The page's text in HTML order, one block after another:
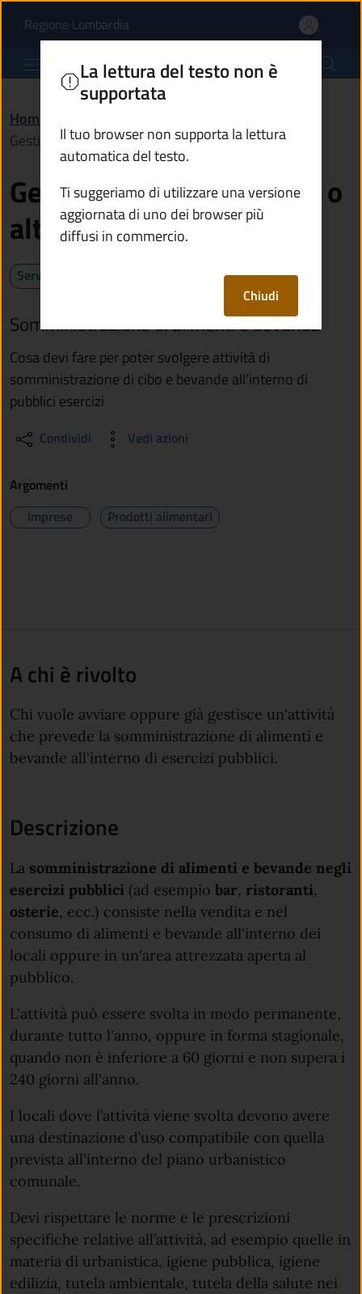
Gestire un bar,
Regione Lombardia(apre in un'altra scheda).
Comune di Artogne
Home
Gestire un bar, ristorante o altro esercizio pubblico
Gestire un bar, ristorante o
altro esercizio pubblico
Servizio attivo
Somministrazione di alimenti e bevande
Cosa devi fare per poter svolgere attività di
somministrazione di cibo e bevande all'interno di
pubblici esercizi
Condividi Vedi azioni
La lettura del testo non è
supportata
Il tuo browser non supporta la lettura
automatica del testo.
Ti suggeriamo di utilizzare una versione
aggiornata di uno dei browser più
diffusi in commercio.
Chiudi
Argomenti
Imprese
Prodotti alimentari
A chi è rivolto
Chi vuole avviare oppure già gestisce un'attività
che prevede la somministrazione di alimenti e
bevande all'interno di esercizi pubblici.
Descrizione
La somministrazione di alimenti e bevande negli
esercizi pubblici (ad esempio bar, ristoranti,
osterie, ecc.) consiste nella vendita e nel
consumo di alimenti e bevande all'interno dei
locali oppure in un'area attrezzata aperta al
pubblico.
L'attività può essere svolta in modo permanente,
durante tutto l'anno, oppure in forma stagionale,
quando non è inferiore a 60 giorni e non supera i
240 giorni all'anno.
I locali dove l’attività viene svolta devono avere
una destinazione d’uso compatibile con quella
prevista all'interno del piano urbanistico
comunale.
Devi rispettare le norme e le prescrizioni
specifiche relative all’attività, ad esempio quelle in
materia di urbanistica, igiene pubblica, igiene
edilizia, tutela ambientale, tutela della salute nei